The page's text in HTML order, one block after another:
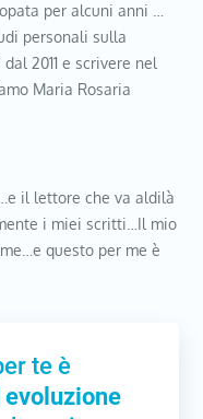
per alcuni anni …
personali sulla
2011 e scrivere nel
Maria Rosaria
il lettore che va aldilà
i miei scritti…Il mio
questo per me è
te è